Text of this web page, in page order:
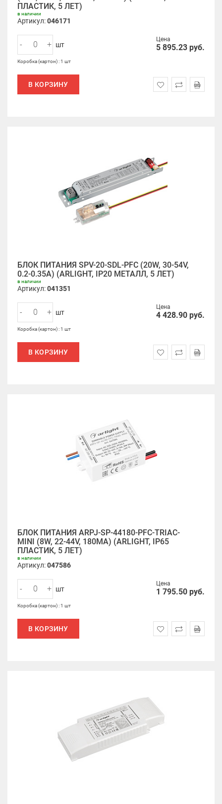
ПЛАСТИК, 5 ЛЕТ)
в наличии
Артикул:046171
Цена
5 895.23 руб.
- + шт
Коробка (картон) : 1 шт
В КОРЗИНУ
БЛОК ПИТАНИЯ SPV-20-SDL-PFC (20W, 30-54V,
0.2-0.35A) (ARLIGHT, IP20 МЕТАЛЛ, 5 ЛЕТ)
в наличии
Артикул:041351
Цена
4 428.90 руб.
- + шт
Коробка (картон) : 1 шт
В КОРЗИНУ
БЛОК ПИТАНИЯ ARPJ-SP-44180-PFC-TRIAC-
MINI (8W, 22-44V, 180MA) (ARLIGHT, IP65
ПЛАСТИК, 5 ЛЕТ)
в наличии
Артикул:047586
Цена
1 795.50 руб.
- + шт
Коробка (картон) : 1 шт
В КОРЗИНУ